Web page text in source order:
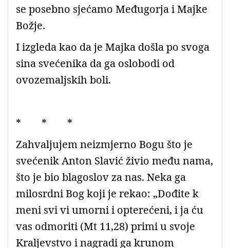
se posebno sjećamo Međugorja i Majke
Božje.
I izgleda kao da je Majka došla po svoga
sina svećenika da ga oslobodi od
ovozemaljskih boli.
* * *
Zahvaljujem neizmjerno Bogu što je
svećenik Anton Slavić živio među nama,
što je bio blagoslov za nas. Neka ga
milosrdni Bog koji je rekao: „Dođite k
meni svi vi umorni i opterećeni, i ja ću
vas odmoriti (Mt 11,28) primi u svoje
Kraljevstvo i nagradi ga krunom